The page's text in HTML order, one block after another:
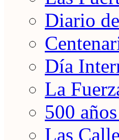
Diario
Día
La
500
Las